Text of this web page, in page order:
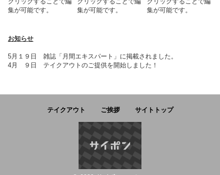
集が可能です。
集が可能です。
集が可能です。
お知らせ
5月１９日 雑誌「月間エキスパート」に掲載されました。
4月 ９日 テイクアウトのご提供を開始しました！
テイクアウト ご挨拶 サイトトップ